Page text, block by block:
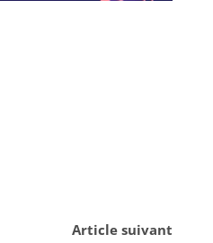
Article suivant